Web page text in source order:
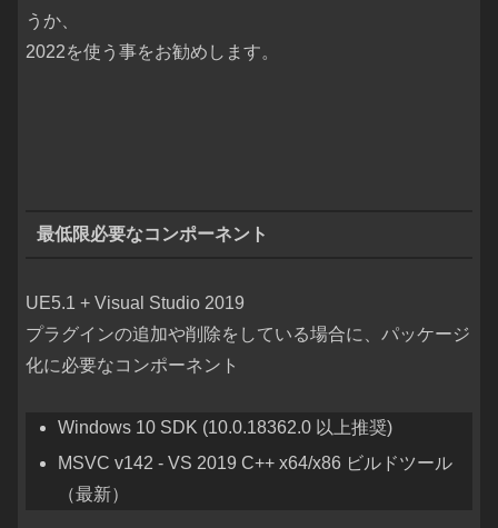
うか、
2022を使う事をお勧めします。
最低限必要なコンポーネント
UE5.1 + Visual Studio 2019
プラグインの追加や削除をしている場合に、パッケージ
化に必要なコンポーネント
Windows 10 SDK (10.0.18362.0 以上推奨)
MSVC v142 - VS 2019 C++ x64/x86 ビルドツール
（最新）